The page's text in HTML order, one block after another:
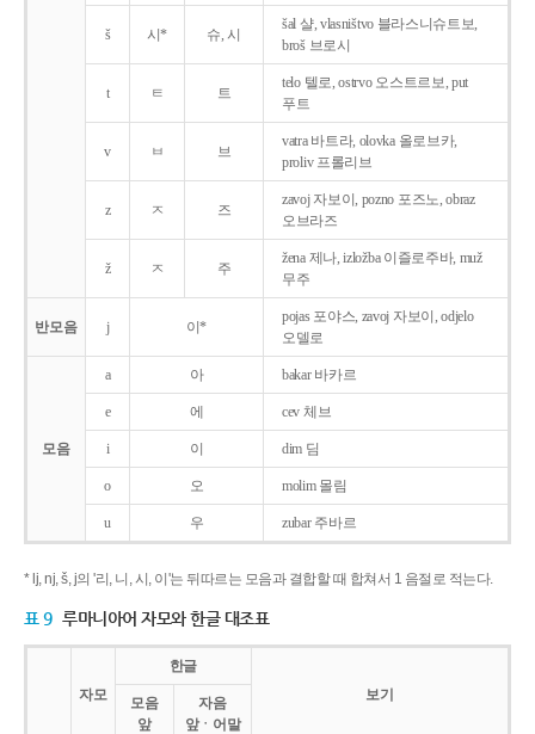
š 시* 슈, 시
šal 샬, vlasništvo 블라스니슈트보,
broš 브로시
t ㅌ 트
telo 텔로, ostrvo 오스트르보, put
푸트
v ㅂ 브
vatra 바트라, olovka 올로브카,
proliv 프롤리브
z ㅈ 즈
zavoj 자보이, pozno 포즈노, obraz
오브라즈
ž ㅈ 주
žena 제나, izložba 이즐로주바, muž
무주
반모음 j 이*
pojas 포야스, zavoj 자보이, odjelo
오델로
모음
a 아 bakar 바카르
e 에 cev 체브
i 이 dim 딤
o 오 molim 몰림
u 우 zubar 주바르
* lj, nj, š, j의 '리, 니, 시, 이'는 뒤따르는 모음과 결합할 때 합쳐서 1 음절로 적는다.
표 9 루마니아어 자모와 한글 대조표
자모
한글
보기
모음
앞
자음
앞ㆍ어말